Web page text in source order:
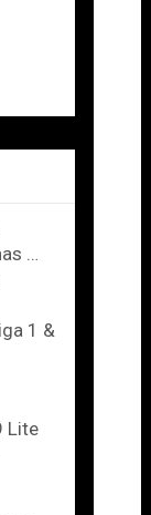
…
1 &
Lite